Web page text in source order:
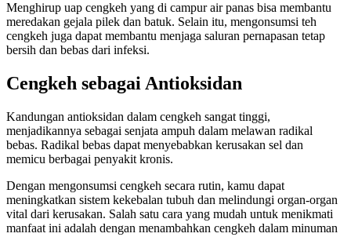
Menghirup uap cengkeh yang di campur air panas bisa membantu
meredakan gejala pilek dan batuk. Selain itu, mengonsumsi teh
cengkeh juga dapat membantu menjaga saluran pernapasan tetap
bersih dan bebas dari infeksi.
Cengkeh sebagai Antioksidan
Kandungan antioksidan dalam cengkeh sangat tinggi,
menjadikannya sebagai senjata ampuh dalam melawan radikal
bebas. Radikal bebas dapat menyebabkan kerusakan sel dan
memicu berbagai penyakit kronis.
Dengan mengonsumsi cengkeh secara rutin, kamu dapat
meningkatkan sistem kekebalan tubuh dan melindungi organ-organ
vital dari kerusakan. Salah satu cara yang mudah untuk menikmati
manfaat ini adalah dengan menambahkan cengkeh dalam minuman